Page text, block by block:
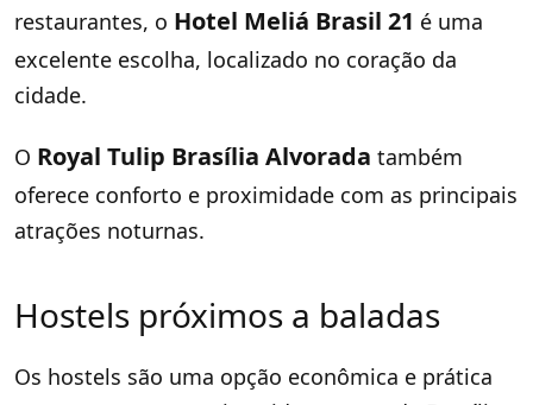
restaurantes, o Hotel Meliá Brasil 21 é uma
excelente escolha, localizado no coração da
cidade.
O Royal Tulip Brasília Alvorada também
oferece conforto e proximidade com as principais
atrações noturnas.
Hostels próximos a baladas
Os hostels são uma opção econômica e prática